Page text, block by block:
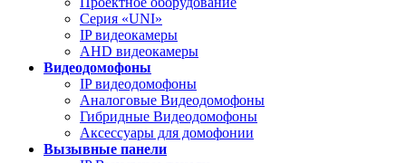
Серия «UNI»
IP видеокамеры
AHD видеокамеры
Видеодомофоны
IP видеодомофоны
Аналоговые Видеодомофоны
Гибридные Видеодомофоны
Аксессуары для домофонии
Вызывные панели